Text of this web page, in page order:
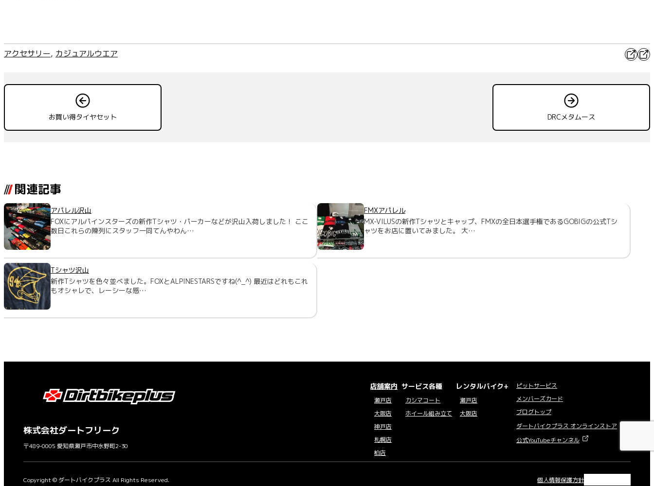
アクセサリー, カジュアルウエア X
お買い得タイヤセット DRCメタムース
関連記事
アパレル沢山
FOXにアルパインスターズの新作Tシャツ・パーカーなどが沢山入荷しました！ ここ
数日これらの陳列にスタッフ一同てんやわん…
FMXアパレル
MX-VILUSの新作Tシャツとキャップ、FMXの全日本選手権であるGOBIGの公式Tシ
ャツをお店に置いてみました。 大…
Tシャツ沢山
新作Tシャツを色々並べました。FOXとALPINESTARSですね(^_^) 最近はどれもこれ
もオシャレで、レーシーな感…
株式会社ダートフリーク
〒489-0005 愛知県瀬戸市中水野町2-30
店舗案内
瀬戸店
大阪店
神戸店
札幌店
柏店
サービス各種
カシマコート
ホイール組み立て
レンタルバイク+
瀬戸店
大阪店
ピットサービス
メンバーズカード
ブログトップ
ダートバイクプラス オンラインストア
公式YouTubeチャンネル
Copyright © ダートバイクプラス All Rights Reserved. 個人情報保護方針X